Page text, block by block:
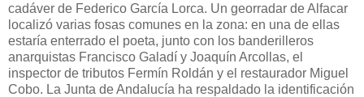
cadáver de Federico García Lorca. Un georradar de Alfacar
localizó varias fosas comunes en la zona: en una de ellas
estaría enterrado el poeta, junto con los banderilleros
anarquistas Francisco Galadí y Joaquín Arcollas, el
inspector de tributos Fermín Roldán y el restaurador Miguel
Cobo. La Junta de Andalucía ha respaldado la identificación